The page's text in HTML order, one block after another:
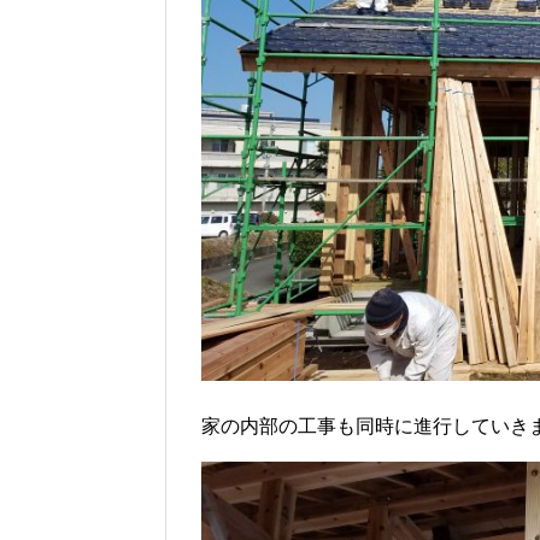
家の内部の工事も同時に進行していき